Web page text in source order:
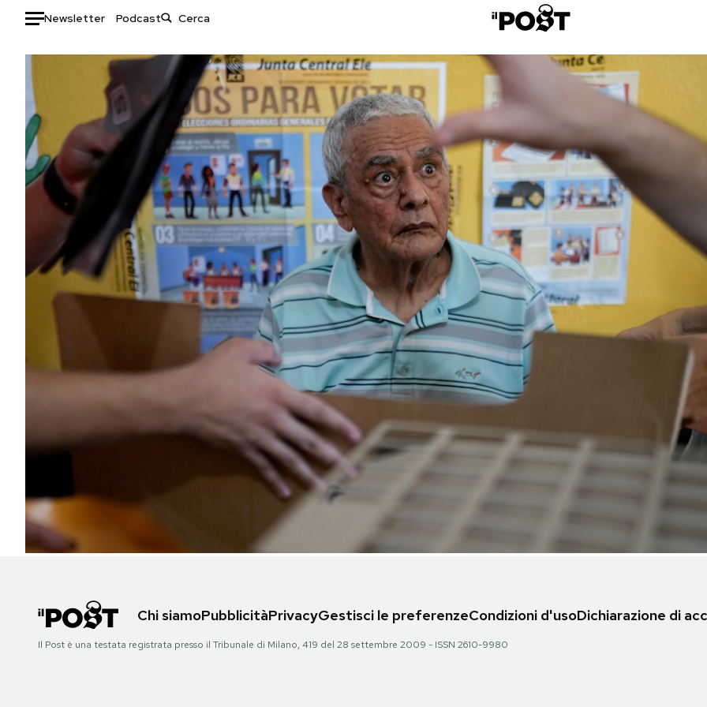
Newsletter Podcast
Auto
Italia
Mondo
Politica
Tecnologia
Internet
Scienza
Cultura
Economia
Moda
Libri
Consumismi
Storie/Idee
Ok Boomer!
Media
Europa
Altrecose
Mondiali calcio 2026
NEWSLETTER
SHOP
AREA PERSONALE
Chi siamoPubblicitàPrivacyGestisci le preferenzeCondizioni d'usoDichiarazione di
Il Post è una testata registrata presso il Tribunale di Milano, 419 del 28 settembre 2009 - ISSN 2610-9980